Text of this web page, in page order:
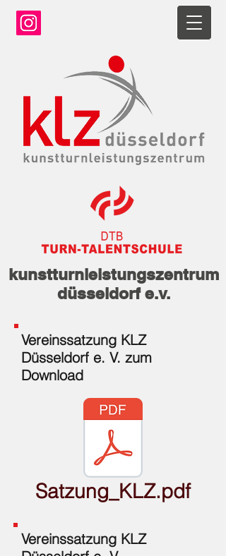
kunstturnleistungszentrum
düsseldorf e.v.
Vereinssatzung KLZ
Düsseldorf e. V. zum
Download
Satzung_KLZ.pdf
Vereinssatzung KLZ